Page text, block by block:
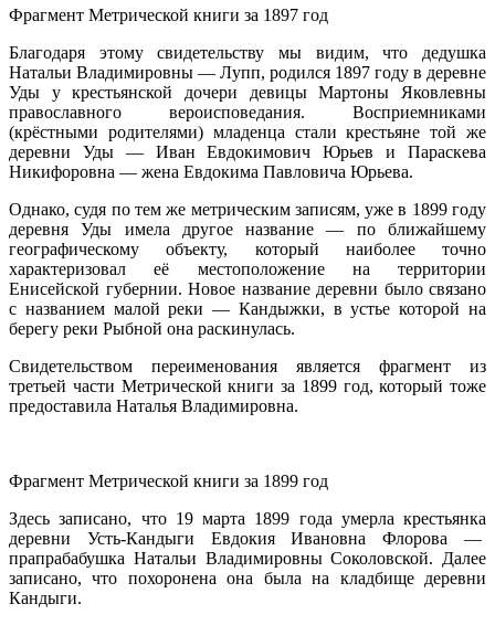
Фрагмент Метрической книги за 1897 год
Благодаря этому свидетельству мы видим, что дедушка
Натальи Владимировны — Лупп, родился 1897 году в деревне
Уды у крестьянской дочери девицы Мартоны Яковлевны
православного вероисповедания. Восприемниками
(крёстными родителями) младенца стали крестьяне той же
деревни Уды — Иван Евдокимович Юрьев и Параскева
Никифоровна — жена Евдокима Павловича Юрьева.
Однако, судя по тем же метрическим записям, уже в 1899 году
деревня Уды имела другое название — по ближайшему
географическому объекту, который наиболее точно
характеризовал её местоположение на территории
Енисейской губернии. Новое название деревни было связано
с названием малой реки — Кандыжки, в устье которой на
берегу реки Рыбной она раскинулась.
Свидетельством переименования является фрагмент из
третьей части Метрической книги за 1899 год, который тоже
предоставила Наталья Владимировна.
Фрагмент Метрической книги за 1899 год
Здесь записано, что 19 марта 1899 года умерла крестьянка
деревни Усть-Кандыги Евдокия Ивановна Флорова —
прапрабабушка Натальи Владимировны Соколовской. Далее
записано, что похоронена она была на кладбище деревни
Кандыги.